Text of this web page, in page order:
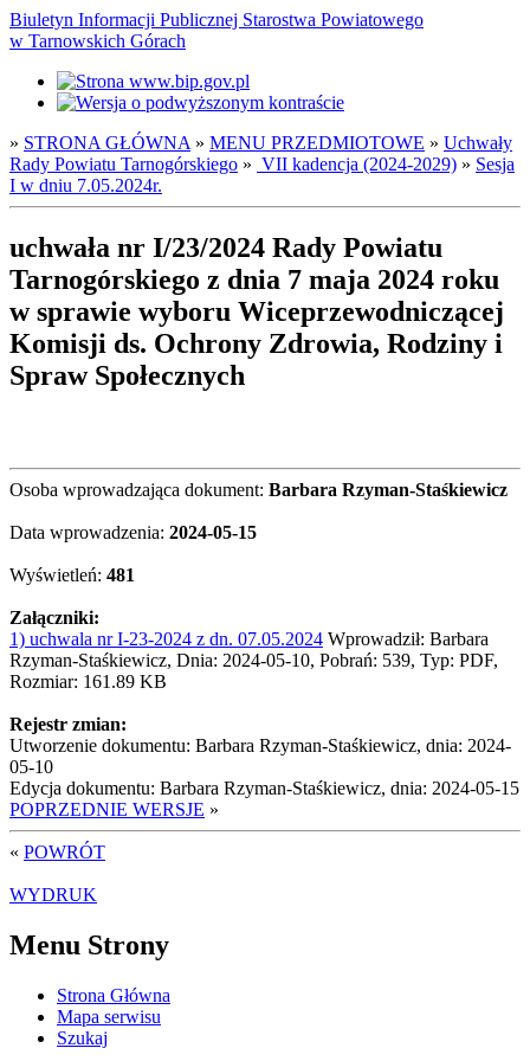
Biuletyn Informacji Publicznej Starostwa Powiatowego
w Tarnowskich Górach
» STRONA GŁÓWNA » MENU PRZEDMIOTOWE » Uchwały
Rady Powiatu Tarnogórskiego » VII kadencja (2024-2029) » Sesja
I w dniu 7.05.2024r.
uchwała nr I/23/2024 Rady Powiatu
Tarnogórskiego z dnia 7 maja 2024 roku
w sprawie wyboru Wiceprzewodniczącej
Komisji ds. Ochrony Zdrowia, Rodziny i
Spraw Społecznych
Osoba wprowadzająca dokument: Barbara Rzyman-Staśkiewicz
Data wprowadzenia: 2024-05-15
Wyświetleń: 481
Załączniki:
1) uchwala nr I-23-2024 z dn. 07.05.2024 Wprowadził: Barbara
Rzyman-Staśkiewicz, Dnia: 2024-05-10, Pobrań: 539, Typ: PDF,
Rozmiar: 161.89 KB
Rejestr zmian:
Utworzenie dokumentu: Barbara Rzyman-Staśkiewicz, dnia: 2024-
05-10
Edycja dokumentu: Barbara Rzyman-Staśkiewicz, dnia: 2024-05-15
POPRZEDNIE WERSJE »
« POWRÓT
WYDRUK
Menu Strony
Strona Główna
Mapa serwisu
Szukaj